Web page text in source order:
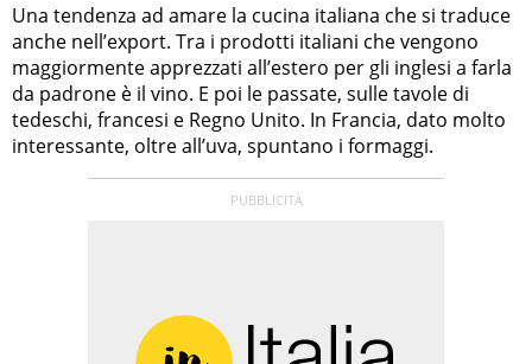
Una tendenza ad amare la cucina italiana che si traduce
anche nell’export. Tra i prodotti italiani che vengono
maggiormente apprezzati all’estero per gli inglesi a farla
da padrone è il vino. E poi le passate, sulle tavole di
tedeschi, francesi e Regno Unito. In Francia, dato molto
interessante, oltre all’uva, spuntano i formaggi.